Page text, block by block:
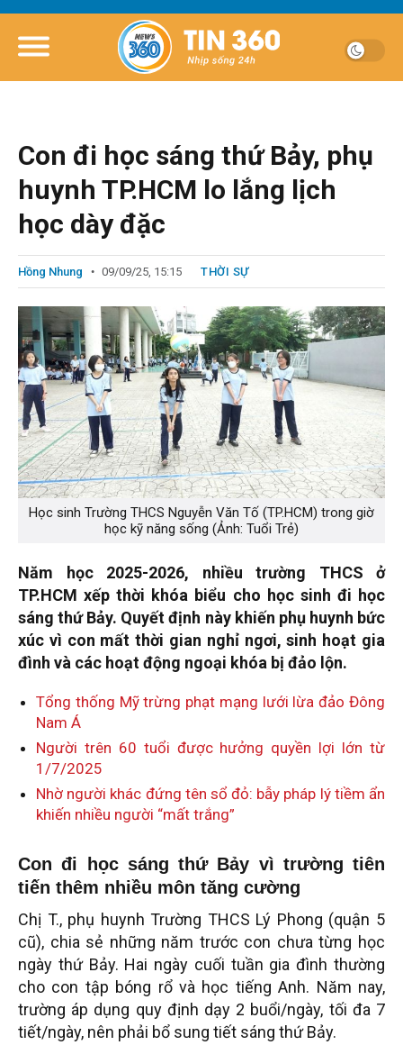
Con đi học sáng thứ Bảy, phụ
huynh TP.HCM lo lắng lịch
học dày đặc
Hồng Nhung 09/09/25, 15:15 THỜI SỰ
Học sinh Trường THCS Nguyễn Văn Tố (TP.HCM) trong giờ
học kỹ năng sống (Ảnh: Tuổi Trẻ)
Năm học 2025-2026, nhiều trường THCS ở
TP.HCM xếp thời khóa biểu cho học sinh đi học
sáng thứ Bảy. Quyết định này khiến phụ huynh bức
xúc vì con mất thời gian nghỉ ngơi, sinh hoạt gia
đình và các hoạt động ngoại khóa bị đảo lộn.
Tổng thống Mỹ trừng phạt mạng lưới lừa đảo Đông
Nam Á
Người trên 60 tuổi được hưởng quyền lợi lớn từ
1/7/2025
Nhờ người khác đứng tên sổ đỏ: bẫy pháp lý tiềm ẩn
khiến nhiều người “mất trắng”
Con đi học sáng thứ Bảy vì trường tiên
tiến thêm nhiều môn tăng cường
Chị T., phụ huynh Trường THCS Lý Phong (quận 5
cũ), chia sẻ những năm trước con chưa từng học
ngày thứ Bảy. Hai ngày cuối tuần gia đình thường
cho con tập bóng rổ và học tiếng Anh. Năm nay,
trường áp dụng quy định dạy 2 buổi/ngày, tối đa 7
tiết/ngày, nên phải bổ sung tiết sáng thứ Bảy.